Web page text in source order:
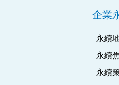
企業
永續
永續
永續